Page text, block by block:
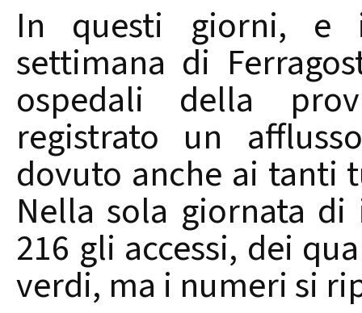
In questi giorni, e
settimana di
ospedali della
registrato un
dovuto anche ai tanti
Nella sola giornata
216 gli accessi, dei
verdi, ma i numeri si